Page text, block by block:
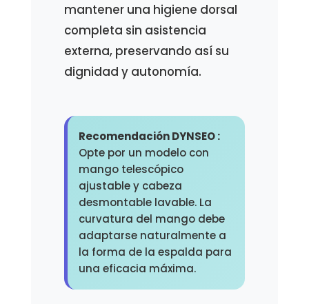
mantener una higiene dorsal
completa sin asistencia
externa, preservando así su
dignidad y autonomía.
Recomendación DYNSEO :
Opte por un modelo con
mango telescópico
ajustable y cabeza
desmontable lavable. La
curvatura del mango debe
adaptarse naturalmente a
la forma de la espalda para
una eficacia máxima.